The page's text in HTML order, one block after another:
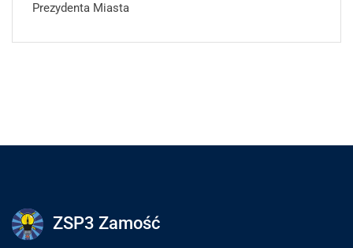
Prezydenta Miasta
ZSP3 Zamość